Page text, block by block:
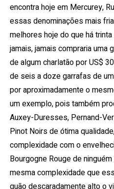
encontra hoje em Mercurey,
essas denominações mais
melhores hoje do que há
jamais, jamais compraria uma
de algum charlatão por US$
de seis a doze garrafas de
por aproximadamente o
um exemplo, pois também
Auxey-Duresses, Pernand-
Pinot Noirs de ótima
complexidade com o
Bourgogne Rouge de
mesma complexidade que
quão descaradamente alto o